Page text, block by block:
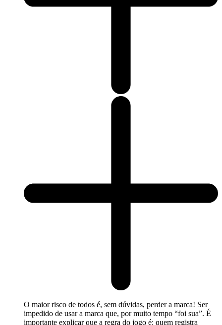
O maior risco de todos é, sem dúvidas, perder a marca! Ser
impedido de usar a marca que, por muito tempo “foi sua”. É
importante explicar que a regra do jogo é: quem registra